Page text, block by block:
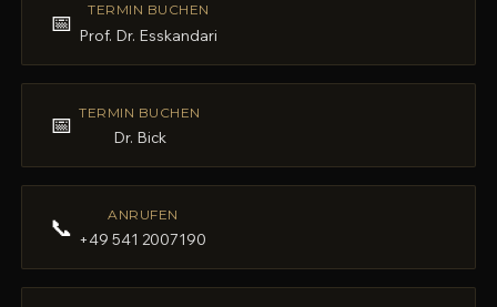
📅 TERMIN BUCHEN
Prof. Dr. Esskandari
📅 TERMIN BUCHEN
Dr. Bick
📞 ANRUFEN
+49 541 2007190